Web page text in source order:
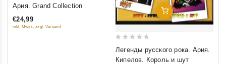
out
of
Ария. Grand Collection
€24,99
inkl. Mwst., zzgl. Versand
Добавить В Корзину
Легенды русского рока. Ария.
Кипелов. Король и шут